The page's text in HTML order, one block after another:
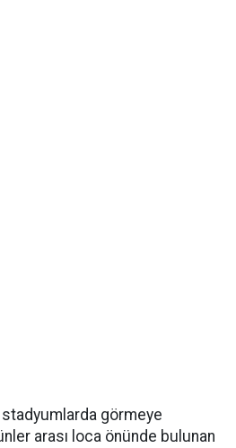
stadyumlarda görmeye
arası loca önünde bulunan